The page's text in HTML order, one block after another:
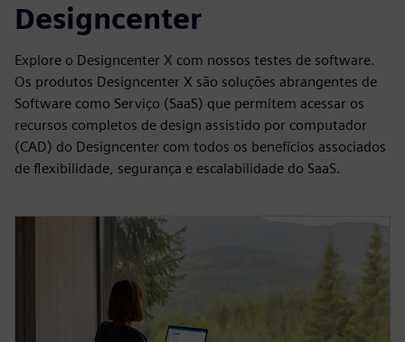
Designcenter
Explore o Designcenter X com nossos testes de software.
Os produtos Designcenter X são soluções abrangentes de
Software como Serviço (SaaS) que permitem acessar os
recursos completos de design assistido por computador
(CAD) do Designcenter com todos os benefícios associados
de flexibilidade, segurança e escalabilidade do SaaS.